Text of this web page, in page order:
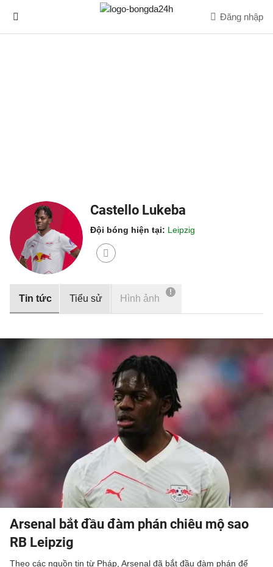
Đăng nhập
Castello Lukeba
Đội bóng hiện tại: Leipzig
Tin tức Tiểu sử Hình ảnh
!
Arsenal bắt đầu đàm phán chiêu mộ sao
RB Leipzig
Theo các nguồn tin từ Pháp, Arsenal đã bắt đầu đàm phán để